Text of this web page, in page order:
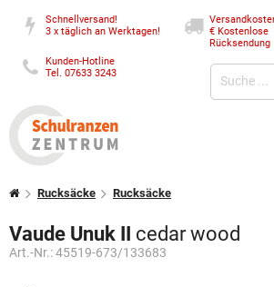
Schnellversand!
3 x täglich an Werktagen!
€Kostenlose
Rücksendung
Kunden-Hotline
Tel. 07633 3243
Rucksäcke Rucksäcke
Vaude Unuk II cedar wood
Art.-Nr.:45519-673/133683